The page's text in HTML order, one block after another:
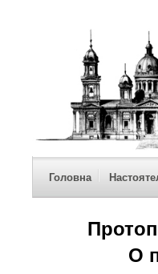
Головна
О